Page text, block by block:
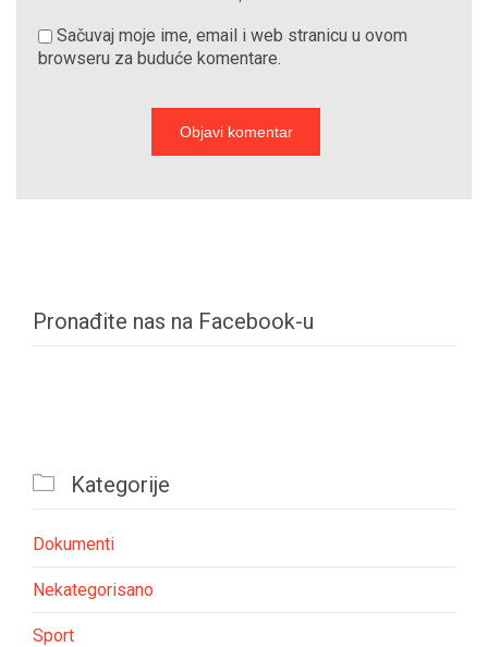
Sačuvaj moje ime, email i web stranicu u ovom
browseru za buduće komentare.
Pronađite nas na Facebook-u
 Kategorije
Dokumenti
Nekategorisano
Sport